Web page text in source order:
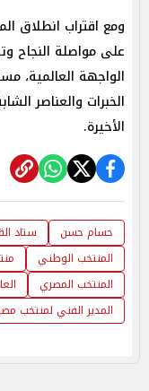
ومع اقتراب انطلاق
على مواصلة النجاح
الواجهة العالمية،
الخبرات والعناصر
الأخيرة.
حسام حسن ستاد
المنتخب الوطني
المنتخب المصري
المدير الفني لمنتخب